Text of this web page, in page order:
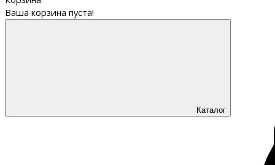
Ваша корзина пуста!
Каталог